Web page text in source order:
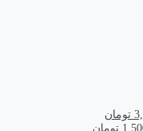
قیمت اصلی: 3,000,000 تومان